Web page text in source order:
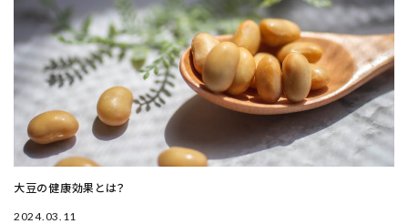
大豆の健康効果とは？
2024.03.11